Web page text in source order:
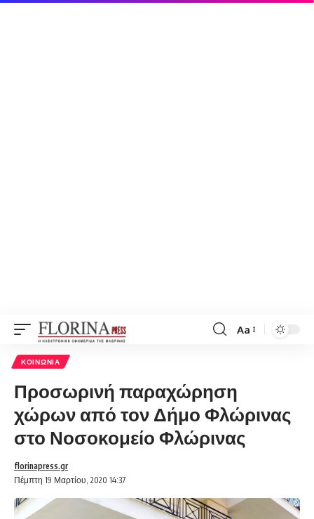
Font
Aa
ΚΟΙΝΩΝΊΑ
Προσωρινή παραχώρηση
χώρων από τον Δήμο Φλώρινας
στο Νοσοκομείο Φλώρινας
Πέμπτη 19 Μαρτίου, 2020 14:37
florinapress.gr